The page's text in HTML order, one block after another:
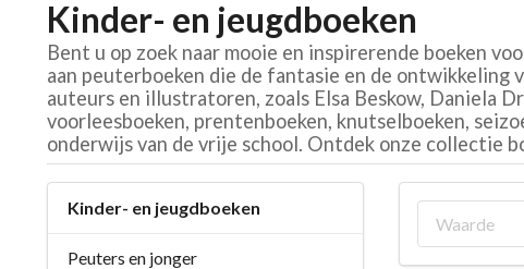
Kinder- en jeugdboeken
Bent u op zoek naar mooie en inspirerende boeken
aan peuterboeken die de fantasie en de ontwikkeling
auteurs en illustratoren, zoals Elsa Beskow, Daniela
voorleesboeken, prentenboeken, knutselboeken,
onderwijs van de vrije school. Ontdek onze collectie
Kinder- en jeugdboeken
Peuters en jonger